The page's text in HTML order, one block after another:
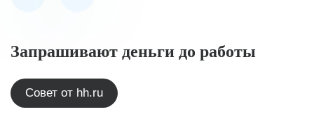
Запрашивают деньги до работы
Совет от hh.ru